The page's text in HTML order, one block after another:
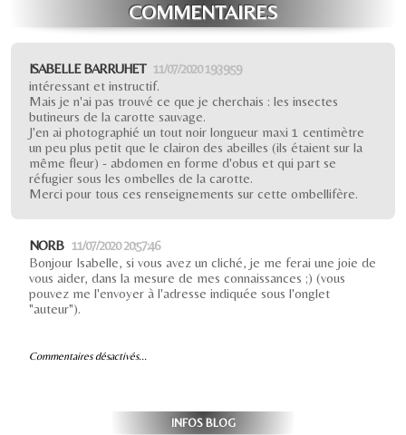
COMMENTAIRES
ISABELLE BARRUHET 11/07/2020 19:39:59
intéressant et instructif.
Mais je n'ai pas trouvé ce que je cherchais : les insectes
butineurs de la carotte sauvage.
J'en ai photographié un tout noir longueur maxi 1 centimètre
un peu plus petit que le clairon des abeilles (ils étaient sur la
même fleur) - abdomen en forme d'obus et qui part se
réfugier sous les ombelles de la carotte.
Merci pour tous ces renseignements sur cette ombellifère.
NORB 11/07/2020 20:57:46
Bonjour Isabelle, si vous avez un cliché, je me ferai une joie de
vous aider, dans la mesure de mes connaissances ;) (vous
pouvez me l'envoyer à l'adresse indiquée sous l'onglet
"auteur").
Commentaires désactivés...
INFOS BLOG